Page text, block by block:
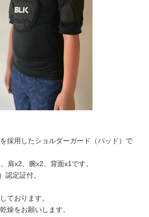
採用したショルダーガード（パッド）で
肩x2、腕x2、背面x1です。
認定証付。
ております。
燥をお願いします。